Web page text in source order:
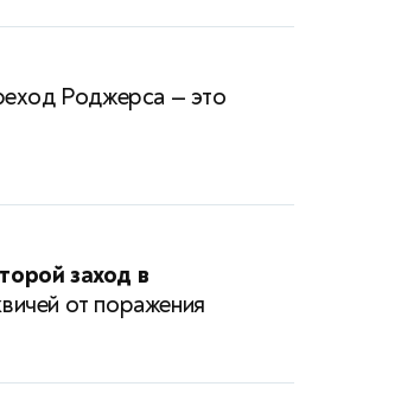
Роджерса — это
заход в
от поражения